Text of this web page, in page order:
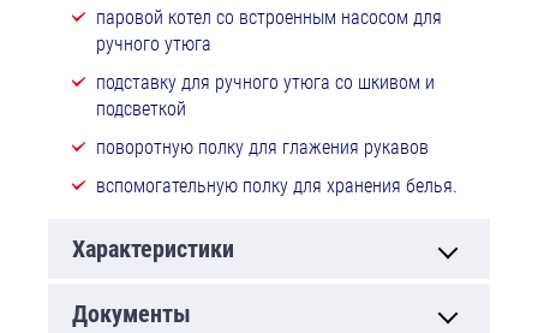
паровой котел со встроенным насосом для
ручного утюга
подставку для ручного утюга со шкивом и
подсветкой
поворотную полку для глажения рукавов
вспомогательную полку для хранения белья.
Характеристики
Документы